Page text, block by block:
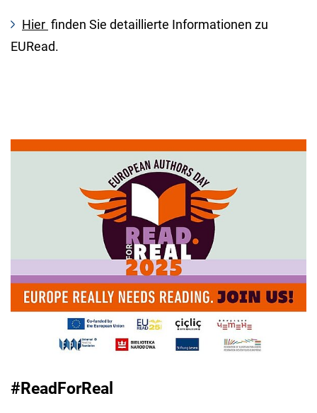
Hier finden Sie detaillierte Informationen zu
EURead.
#ReadForReal